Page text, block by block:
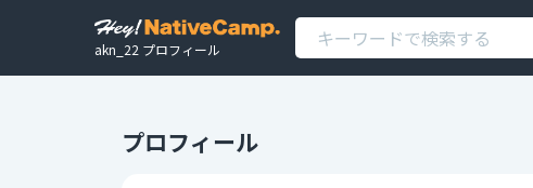
akn_22 プロフィール
プロフィール